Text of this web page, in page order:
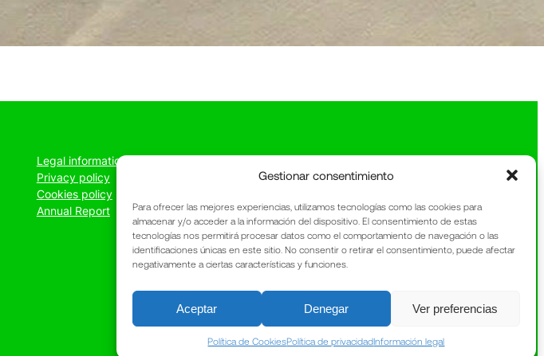
Gestionar consentimiento
Para ofrecer las mejores experiencias, utilizamos tecnologías como las cookies para
almacenar y/o acceder a la información del dispositivo. El consentimiento de estas
tecnologías nos permitirá procesar datos como el comportamiento de navegación o las
identificaciones únicas en este sitio. No consentir o retirar el consentimiento, puede afectar
negativamente a ciertas características y funciones.
Aceptar Denegar Ver preferencias
Política de CookiesPolítica de privacidadInformación legal
Legal information
Privacy policy
Cookies policy
Annual Report